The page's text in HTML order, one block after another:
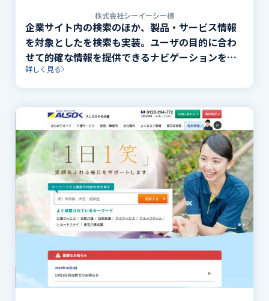
株式会社シーイーシー様
企業サイト内の検索のほか、製品・サービス情報
を対象としたを検索も実装。ユーザの目的に合わ
せて的確な情報を提供できるナビゲーションを実
現。
詳しく見る